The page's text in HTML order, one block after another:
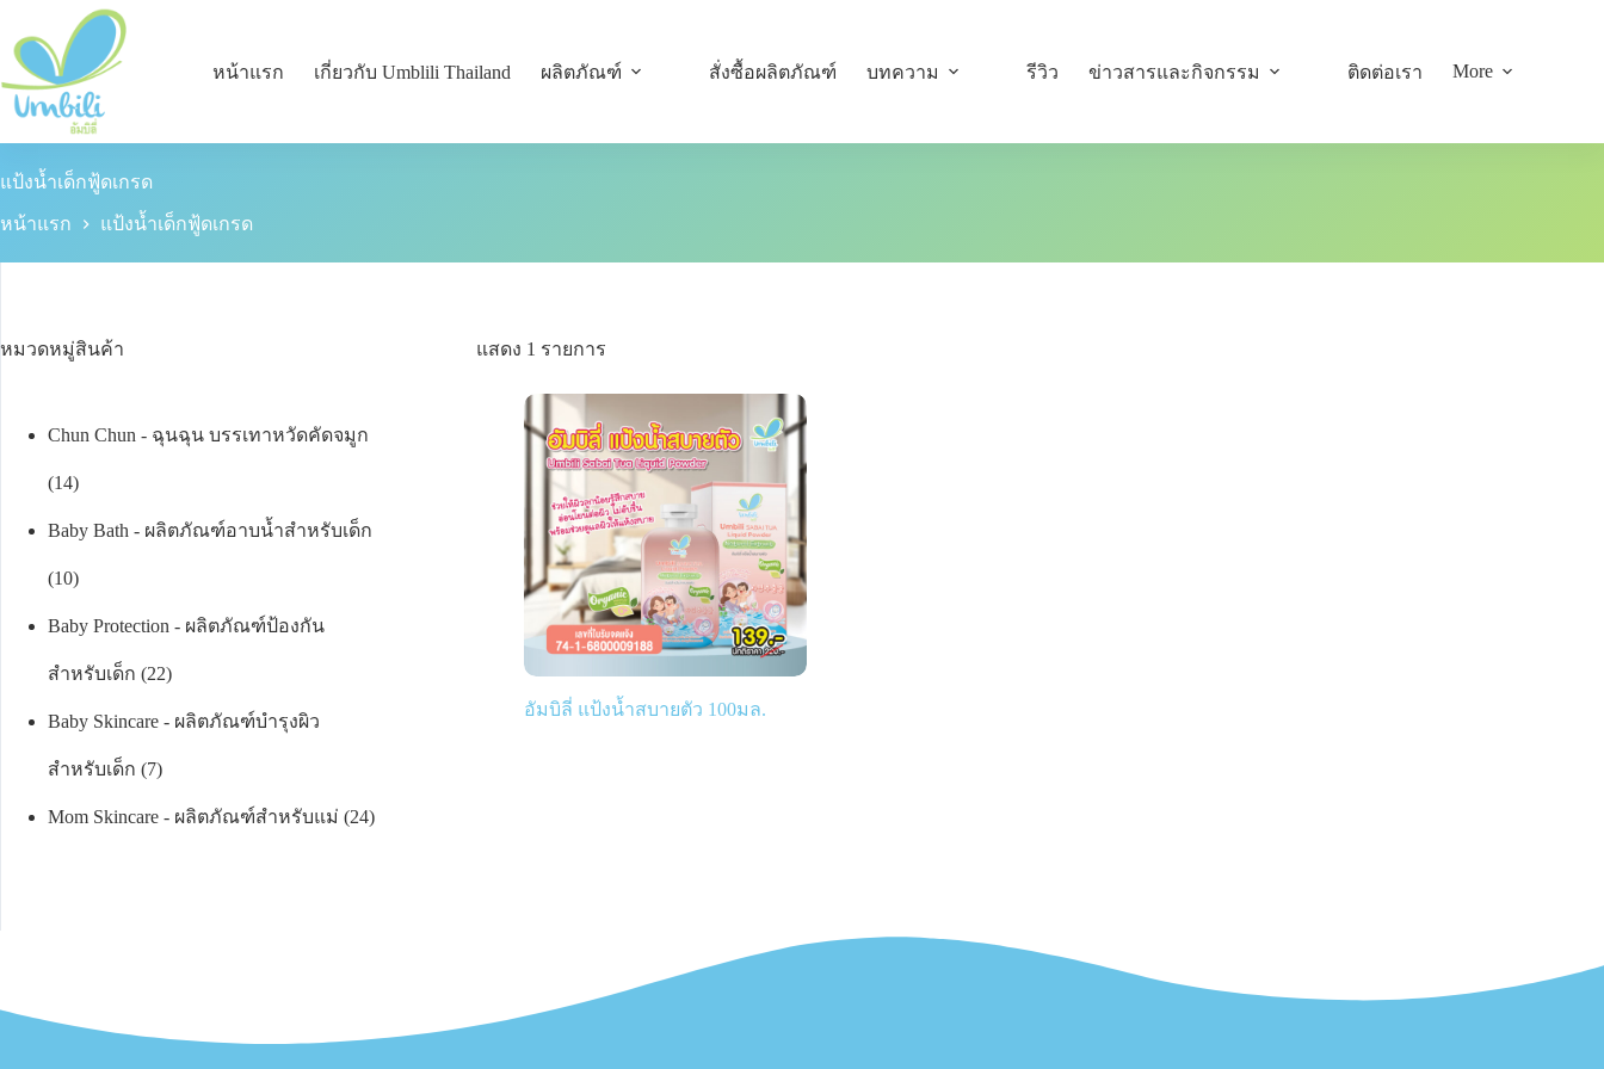
หน้าแรก เกี่ยวกับ Umblili Thailand ผลิตภัณฑ์ สั่งซื้อผลิตภัณฑ์ บทความ รีวิว ข่าวสารและกิจกรรม ติดต่อเรา More
แป้งน้ำเด็กฟู้ดเกรด
หน้าแรก แป้งน้ำเด็กฟู้ดเกรด
แสดง 1 รายการ
อัมบิลี่ แป้งน้ำสบายตัว 100มล.
หมวดหมู่สินค้า
Chun Chun - ฉุนฉุน บรรเทาหวัดคัดจมูก
14
Baby Bath - ผลิตภัณฑ์อาบน้ำสำหรับเด็ก
10
Baby Protection - ผลิตภัณฑ์ป้องกัน
สำหรับเด็ก 22
Baby Skincare - ผลิตภัณฑ์บำรุงผิว
สำหรับเด็ก 7
Mom Skincare - ผลิตภัณฑ์สำหรับแม่ 24